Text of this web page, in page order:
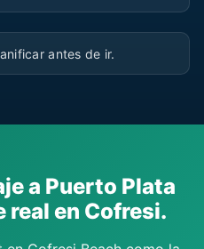
antes de ir.
a Puerto Plata
real en Cofresi.